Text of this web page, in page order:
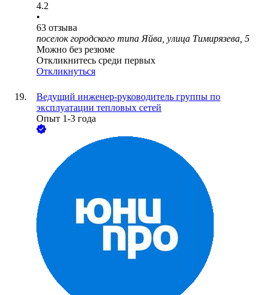
4.2
•
63 отзыва
поселок городского типа Яйва, улица Тимирязева, 5
Можно без резюме
Откликнитесь среди первых
Откликнуться
Ведущий инженер-руководитель группы по
эксплуатации тепловых сетей
Опыт 1-3 года